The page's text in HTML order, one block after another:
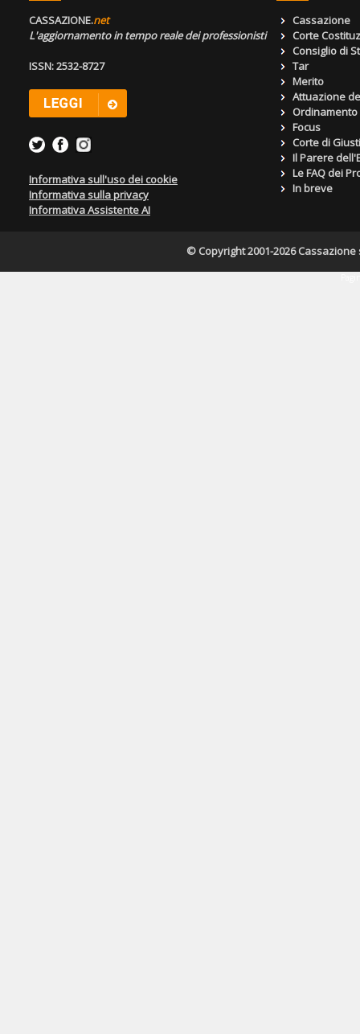
CASSAZIONE.net
L'aggiornamento in tempo reale dei professionisti
ISSN: 2532-8727
Informativa sull'uso dei cookie
Informativa sulla privacy
Informativa Assistente AI
Cassazione
Corte
Consiglio di
Tar
Merito
Attuazione
Focus
Corte di
Il Parere
Le FAQ dei
In breve
© Copyright 2001-2026 Cassazione